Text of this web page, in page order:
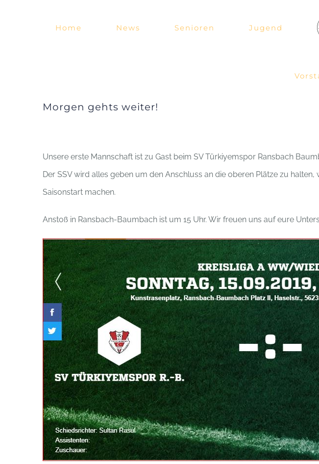
Home News Senioren Jugend
Morgen gehts weiter!
Unsere erste Mannschaft ist zu Gast beim SV Türkiyemspor Ransbach
Der SSV wird alles geben um den Anschluss an die oberen Plätze zu
Saisonstart machen.
Anstoß in Ransbach-Baumbach ist um 15 Uhr. Wir freuen uns auf eure